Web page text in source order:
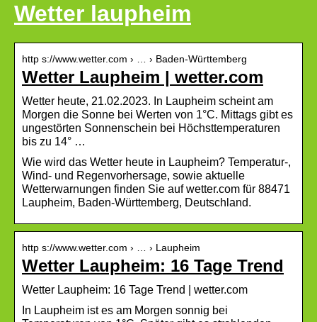
Wetter laupheim
http s://www.wetter.com › … › Baden-Württemberg
Wetter Laupheim | wetter.com
Wetter heute, 21.02.2023. In Laupheim scheint am
Morgen die Sonne bei Werten von 1°C. Mittags gibt es
ungestörten Sonnenschein bei Höchsttemperaturen
bis zu 14° …
Wie wird das Wetter heute in Laupheim? Temperatur-,
Wind- und Regenvorhersage, sowie aktuelle
Wetterwarnungen finden Sie auf wetter.com für 88471
Laupheim, Baden-Württemberg, Deutschland.
http s://www.wetter.com › … › Laupheim
Wetter Laupheim: 16 Tage Trend
Wetter Laupheim: 16 Tage Trend | wetter.com
In Laupheim ist es am Morgen sonnig bei